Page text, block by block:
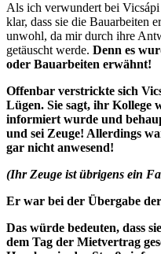
Als ich verwundert bei
klar, dass sie die Bauarbeiten
unwohl, da mir durch ihre
getäuscht werde. Denn es
oder Bauarbeiten erwähnt!
Offenbar verstrickte sich
Lügen. Sie sagt, ihr Kollege
informiert wurde und
und sei Zeuge! Allerdings
gar nicht anwesend!
(Ihr Zeuge ist übrigens ein
Er war bei der Übergabe
Das würde bedeuten, dass
dem Tag der Mietvertrag